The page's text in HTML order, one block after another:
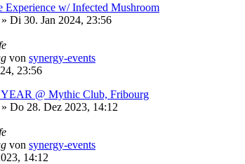
Experience w/ Infected Mushroom
» Di 30. Jan 2024, 23:56
von synergy-events
23:56
@ Mythic Club, Fribourg
» Do 28. Dez 2023, 14:12
von synergy-events
14:12